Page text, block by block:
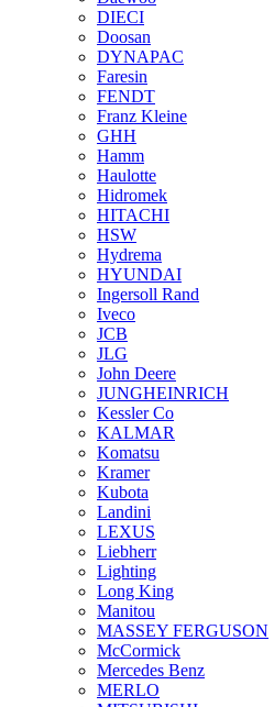
DIECI
Doosan
DYNAPAC
Faresin
FENDT
Franz Kleine
GHH
Hamm
Haulotte
Hidromek
HITACHI
HSW
Hydrema
HYUNDAI
Ingersoll Rand
Iveco
JCB
JLG
John Deere
JUNGHEINRICH
Kessler Co
KALMAR
Komatsu
Kramer
Kubota
Landini
LEXUS
Liebherr
Lighting
Long King
Manitou
MASSEY FERGUSON
McCormick
Mercedes Benz
MERLO